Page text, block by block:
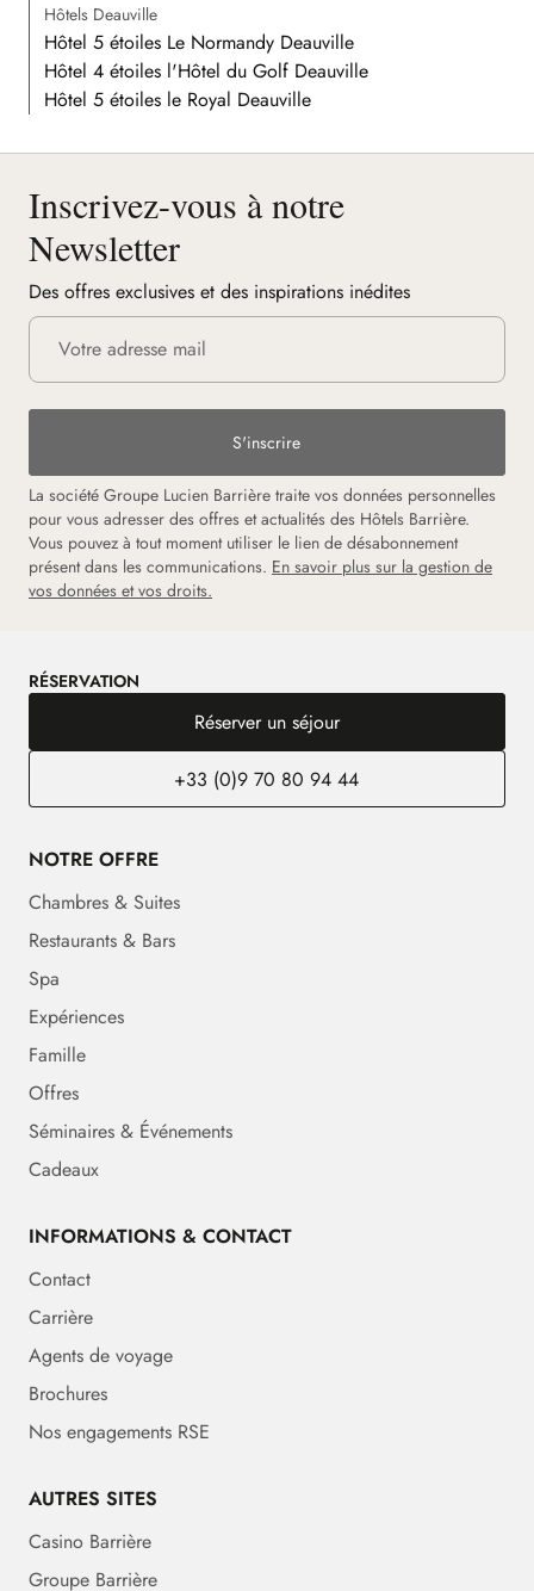
Hôtels Deauville
Hôtel 5 étoiles Le Normandy Deauville
Hôtel 4 étoiles l'Hôtel du Golf Deauville
Hôtel 5 étoiles le Royal Deauville
Inscrivez-vous à notre
Newsletter
Des offres exclusives et des inspirations inédites
S'inscrire
La société Groupe Lucien Barrière traite vos données personnelles
pour vous adresser des offres et actualités des Hôtels Barrière.
Vous pouvez à tout moment utiliser le lien de désabonnement
présent dans les communications. En savoir plus sur la gestion de
vos données et vos droits.
RÉSERVATION
Réserver un séjour
+33 (0)9 70 80 94 44
NOTRE OFFRE
Chambres & Suites
Restaurants & Bars
Spa
Expériences
Famille
Offres
Séminaires & Événements
Cadeaux
INFORMATIONS & CONTACT
Contact
Carrière
Agents de voyage
Brochures
Nos engagements RSE
AUTRES SITES
Casino Barrière
Groupe Barrière